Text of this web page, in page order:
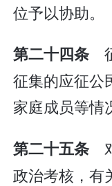
位予以协助。
第二十四条
征集的应征公
家庭成员等情
第二十五条
政治考核，有